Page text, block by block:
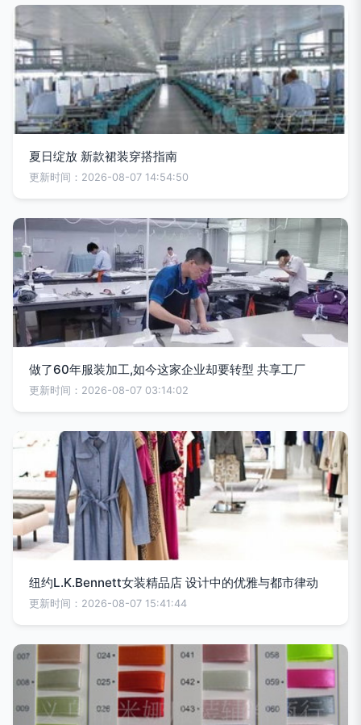
夏日绽放 新款裙装穿搭指南
更新时间：2026-08-07 14:54:50
做了60年服装加工,如今这家企业却要转型 共享工厂
更新时间：2026-08-07 03:14:02
纽约L.K.Bennett女装精品店 设计中的优雅与都市律动
更新时间：2026-08-07 15:41:44